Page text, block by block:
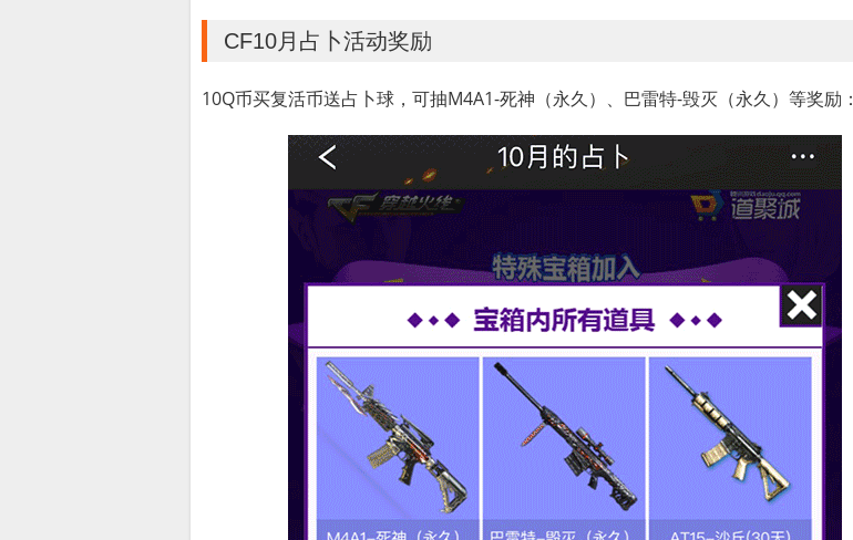
CF10月占卜活动奖励
10Q币买复活币送占卜球，可抽M4A1-死神（永久）、巴雷特-毁灭（永久）等奖励：